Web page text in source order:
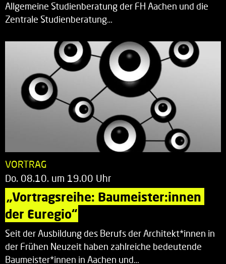
Allgemeine Studienberatung der FH Aachen und die
Zentrale Studienberatung…
VORTRAG
Do. 08.10. um 19.00 Uhr
„Vortragsreihe: Baumeister:innen
der Euregio“
Seit der Ausbildung des Berufs der Architekt*innen in
der Frühen Neuzeit haben zahlreiche bedeutende
Baumeister*innen in Aachen und…